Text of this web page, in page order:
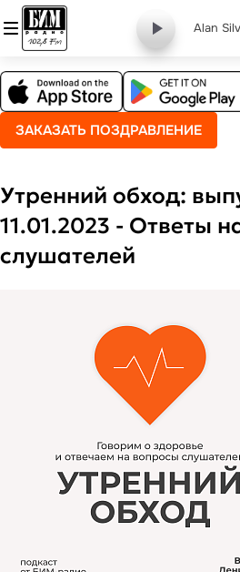
Alan
ЗАКАЗАТЬ ПОЗДРАВЛЕНИЕ
Утренний обход:
11.01.2023 - Ответы
слушателей